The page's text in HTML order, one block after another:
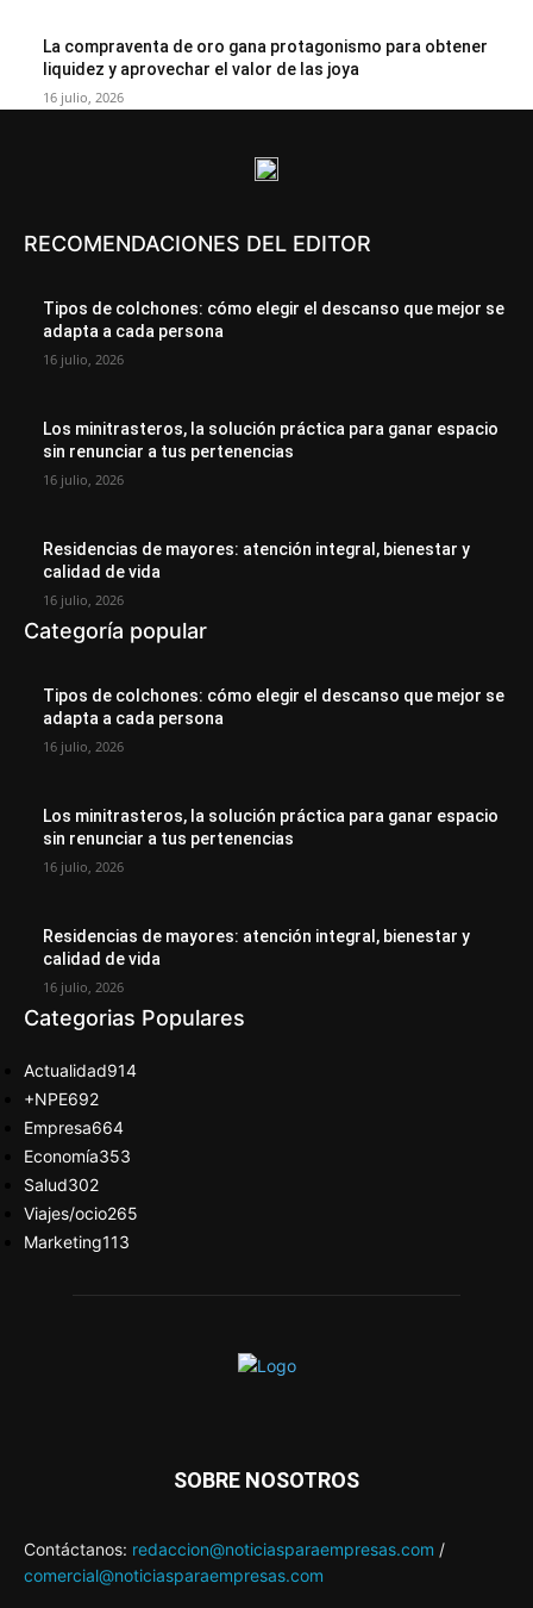
La compraventa de oro gana protagonismo para obtener
liquidez y aprovechar el valor de las joya
16 julio, 2026
RECOMENDACIONES DEL EDITOR
Tipos de colchones: cómo elegir el descanso que mejor se
adapta a cada persona
16 julio, 2026
Los minitrasteros, la solución práctica para ganar espacio
sin renunciar a tus pertenencias
16 julio, 2026
Residencias de mayores: atención integral, bienestar y
calidad de vida
16 julio, 2026
Categoría popular
Tipos de colchones: cómo elegir el descanso que mejor se
adapta a cada persona
16 julio, 2026
Los minitrasteros, la solución práctica para ganar espacio
sin renunciar a tus pertenencias
16 julio, 2026
Residencias de mayores: atención integral, bienestar y
calidad de vida
16 julio, 2026
Categorias Populares
Actualidad914
+NPE692
Empresa664
Economía353
Salud302
Viajes/ocio265
Marketing113
SOBRE NOSOTROS
Contáctanos: redaccion@noticiasparaempresas.com /
comercial@noticiasparaempresas.com